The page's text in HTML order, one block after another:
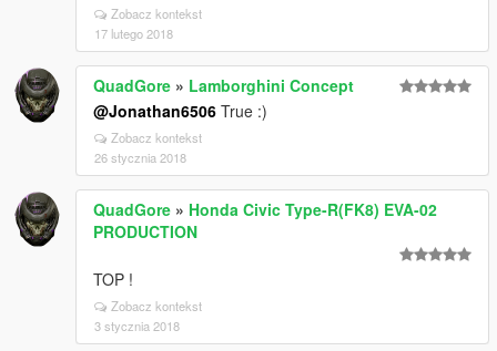
Zobacz kontekst
17 lutego 2018
QuadGore » Lamborghini Concept
@Jonathan6506 True :)
Zobacz kontekst
26 stycznia 2018
QuadGore » Honda Civic Type-R(FK8) EVA-02
PRODUCTION
TOP !
Zobacz kontekst
3 stycznia 2018